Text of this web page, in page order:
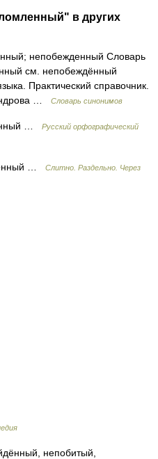
в других
непобежденный Словарь
см. непобеждённый
Практический справочник.
…
Словарь синонимов
…
Русский орфографический
…
Слитно. Раздельно. Через
непобитый,